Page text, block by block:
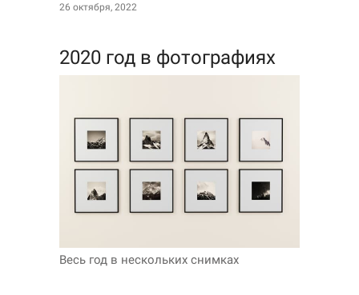
26 октября, 2022
2020 год в фотографиях
Весь год в нескольких снимках